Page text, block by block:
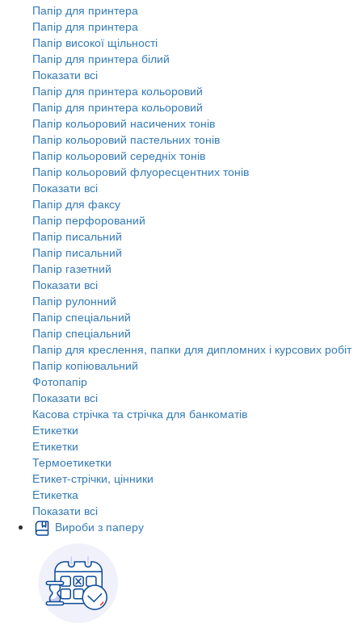
Папір для принтера
Папір для принтера
Папір високої щільності
Папір для принтера білий
Показати всі
Папір для принтера кольоровий
Папір для принтера кольоровий
Папір кольоровий насичених тонів
Папір кольоровий пастельних тонів
Папір кольоровий середніх тонів
Папір кольоровий флуоресцентних тонів
Показати всі
Папір для факсу
Папір перфорований
Папір писальний
Папір писальний
Папір газетний
Показати всі
Папір рулонний
Папір спеціальний
Папір спеціальний
Папір для креслення, папки для дипломних і курсових робіт
Папір копіювальний
Фотопапір
Показати всі
Касова стрічка та стрічка для банкоматів
Етикетки
Етикетки
Термоетикетки
Етикет-стрічки, цінники
Етикетка
Показати всі
Вироби з паперу